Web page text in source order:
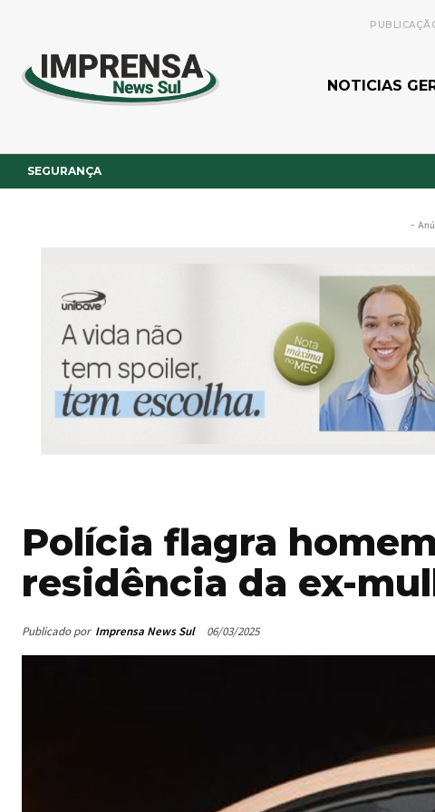
NOTICIAS
SEGURANÇA
-
Polícia flagra
residência da ex-
Publicado por Imprensa News Sul 06/03/2025